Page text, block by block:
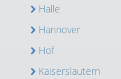
Halle
Hannover
Hof
Kaiserslautern